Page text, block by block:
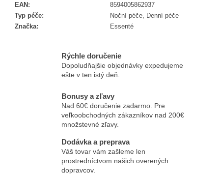
EAN:
8594005862937
Typ péče:
Noční péče, Denní péče
Značka: Essenté
Rýchle doručenie
Dopoludňajšie objednávky expedujeme
ešte v ten istý deň.
Bonusy a zľavy
Nad 60€ doručenie zadarmo. Pre
veľkoobchodných zákazníkov nad 200€
množstevné zľavy.
Dodávka a preprava
Váš tovar vám zašleme len
prostredníctvom našich overených
dopravcov.
ESSENTÉ
OCHRANNÝ